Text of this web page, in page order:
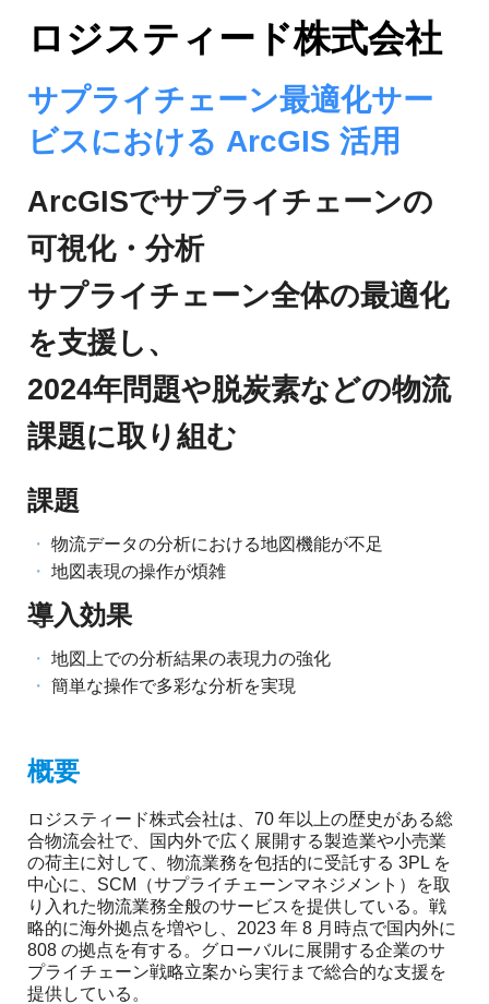
リ
ジ
ェ
ン
ス・
情
活
め
ス
テ
ム
|
ESRI
境
分
析、
SCM、
ス
対
ジ
オ・
IoT
の
地
図
用
法
を
ご
介
ロジスティード株式会社
サプライチェーン最適化サー
ビスにおける ArcGIS 活用
ArcGISでサプライチェーンの
可視化・分析
サプライチェーン全体の最適化
を支援し、
2024年問題や脱炭素などの物流
課題に取り組む
課題
物流データの分析における地図機能が不足
地図表現の操作が煩雑
導入効果
地図上での分析結果の表現力の強化
簡単な操作で多彩な分析を実現
概要
ロジスティード株式会社は、70 年以上の歴史がある総
合物流会社で、国内外で広く展開する製造業や小売業
の荷主に対して、物流業務を包括的に受託する 3PL を
中心に、SCM（サプライチェーンマネジメント）を取
り入れた物流業務全般のサービスを提供している。戦
略的に海外拠点を増やし、2023 年 8 月時点で国内外に
808 の拠点を有する。グローバルに展開する企業のサ
プライチェーン戦略立案から実行まで総合的な支援を
提供している。